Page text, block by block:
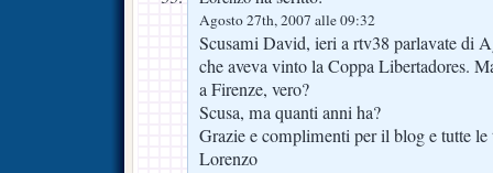
Agosto 27th, 2007 alle 09:32
Scusami David, ieri a rtv38 parlavate di
che aveva vinto la Coppa Libertadores.
a Firenze, vero?
Scusa, ma quanti anni ha?
Grazie e complimenti per il blog e tutte le
Lorenzo